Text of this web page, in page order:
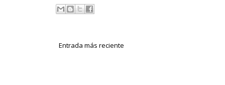
Entrada más reciente